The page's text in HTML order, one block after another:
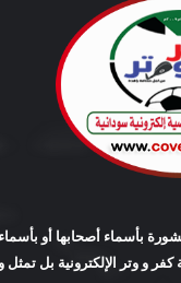
بأسماء أصحابها أو
و وتر الإلكترونية بل تمثل